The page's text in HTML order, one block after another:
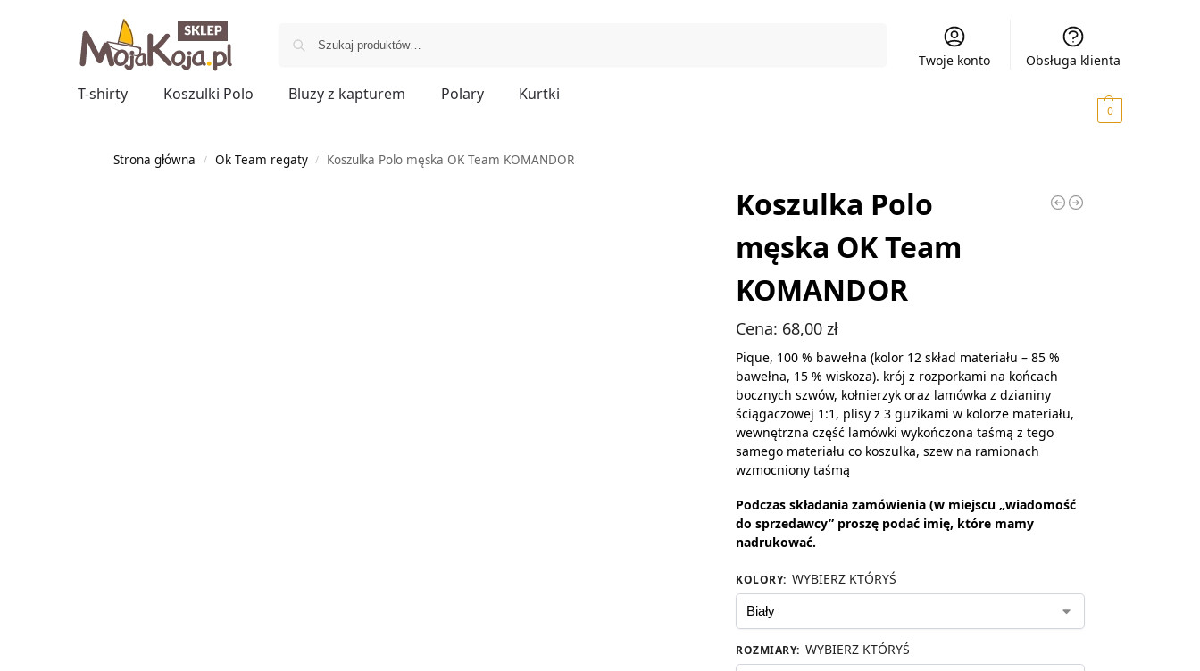
Twoje konto Obsługa klienta
T-shirty Koszulki Polo Bluzy z kapturem Polary
Kurtki
0
Strona główna / Ok Team regaty / Koszulka Polo męska OK Team KOMANDOR
Koszulka Polo
męska OK Team
KOMANDOR
Cena: 68,00 zł
Pique, 100 % bawełna (kolor 12 skład materiału – 85 %
bawełna, 15 % wiskoza). krój z rozporkami na końcach
bocznych szwów, kołnierzyk oraz lamówka z dzianiny
ściągaczowej 1:1, plisy z 3 guzikami w kolorze materiału,
wewnętrzna część lamówki wykończona taśmą z tego
samego materiału co koszulka, szew na ramionach
wzmocniony taśmą
Podczas składania zamówienia (w miejscu „wiadomość
do sprzedawcy” proszę podać imię, które mamy
nadrukować.
KOLORY: WYBIERZ KTÓRYŚ
ROZMIARY: WYBIERZ KTÓRYŚ